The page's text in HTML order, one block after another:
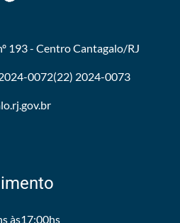
193 - CentroCantagalo/RJ
0072(22) 2024-0073
às17:00hs